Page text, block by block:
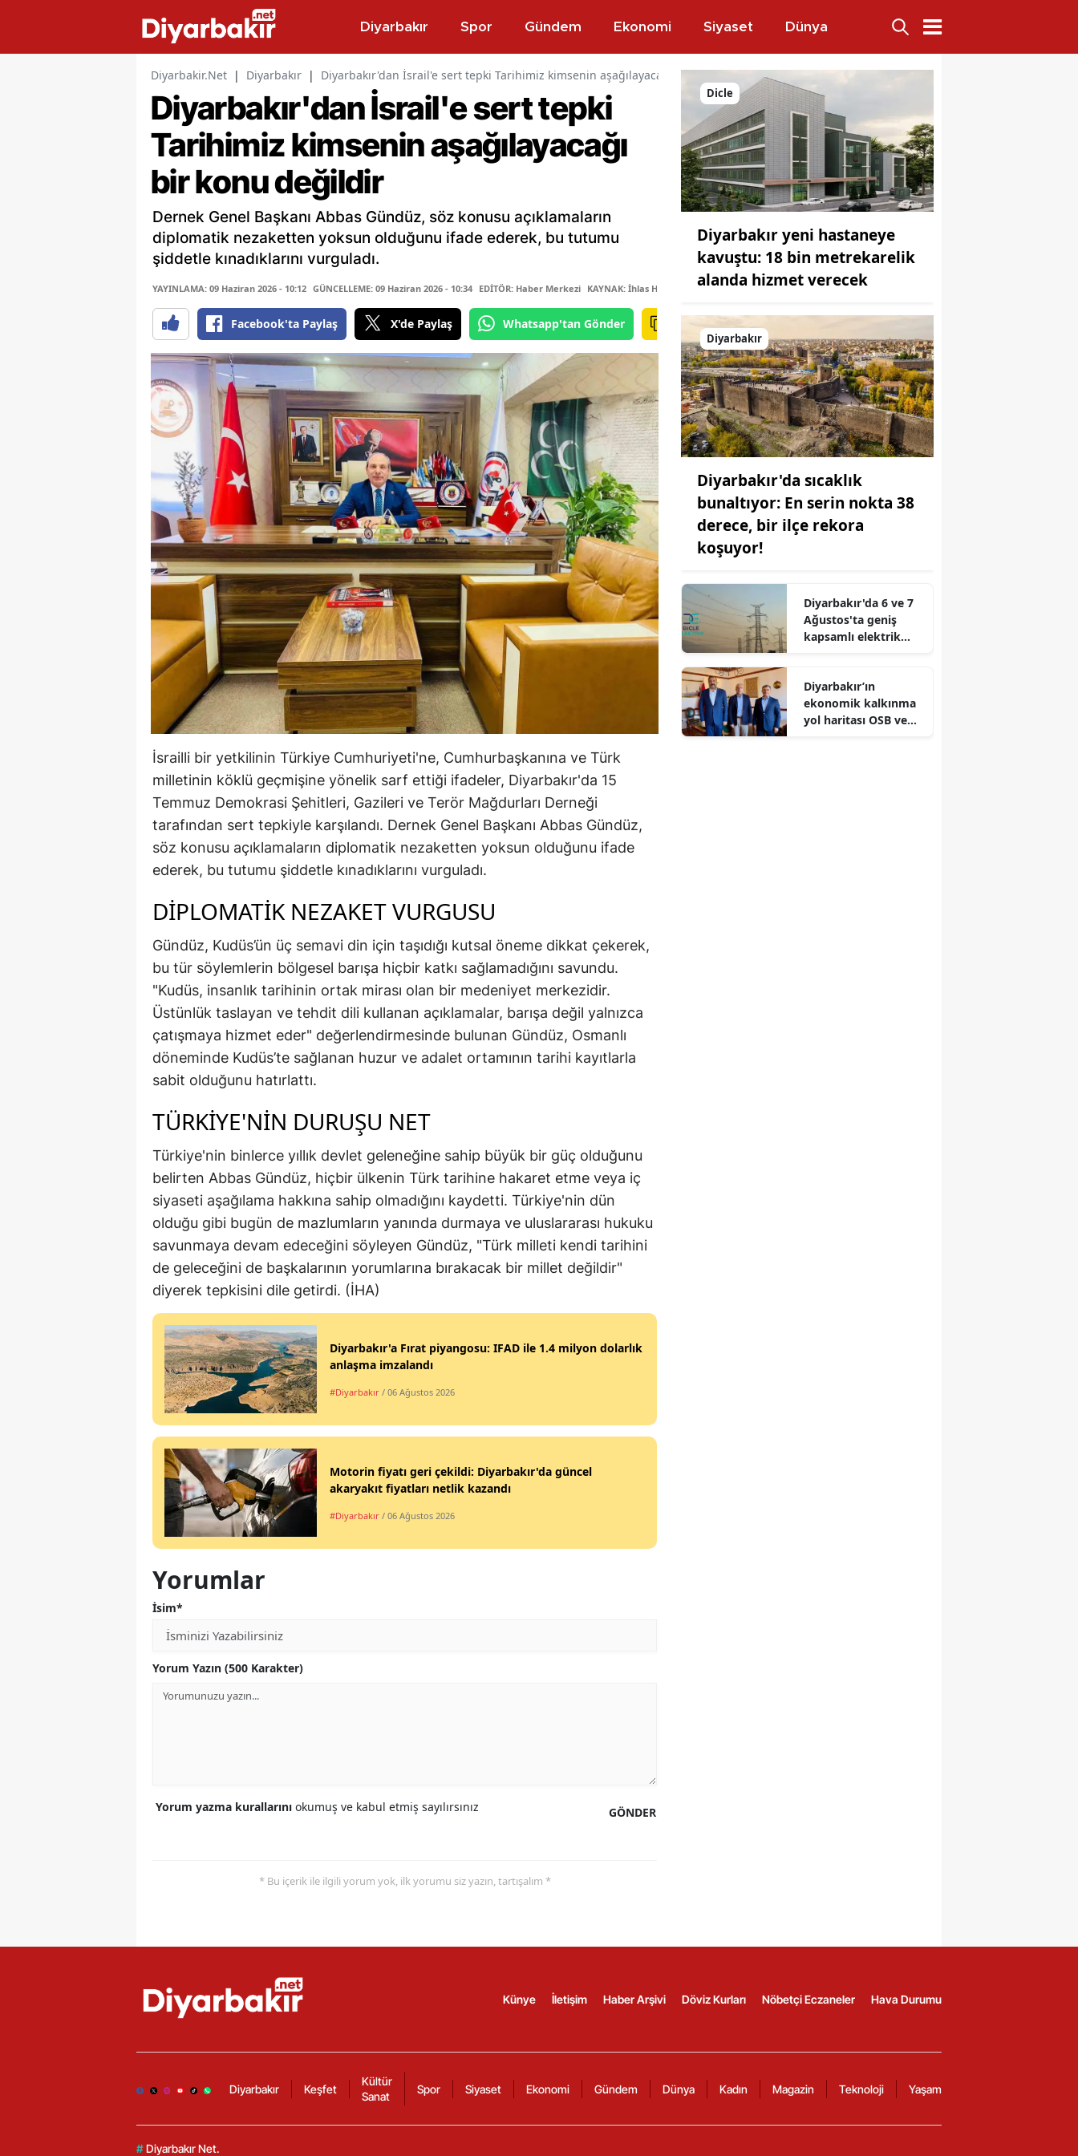
Diyarbakır Spor Gündem Ekonomi Siyaset Dünya
Diyarbakir.Net | Diyarbakır | Diyarbakır'dan İsrail'e sert tepki Tarihimiz kimsenin aşağılayacağı bir konu değildir
Diyarbakır'dan İsrail'e sert tepki
Tarihimiz kimsenin aşağılayacağı
bir konu değildir
Dernek Genel Başkanı Abbas Gündüz, söz konusu açıklamaların
diplomatik nezaketten yoksun olduğunu ifade ederek, bu tutumu
şiddetle kınadıklarını vurguladı.
YAYINLAMA: 09 Haziran 2026 - 10:12 GÜNCELLEME: 09 Haziran 2026 - 10:34 EDİTÖR: Haber Merkezi KAYNAK: İhlas Haber Ajansı
Facebook'ta Paylaş X'de Paylaş Whatsapp'tan Gönder
İsrailli bir yetkilinin Türkiye Cumhuriyeti'ne, Cumhurbaşkanına ve Türk
milletinin köklü geçmişine yönelik sarf ettiği ifadeler, Diyarbakır'da 15
Temmuz Demokrasi Şehitleri, Gazileri ve Terör Mağdurları Derneği
tarafından sert tepkiyle karşılandı. Dernek Genel Başkanı Abbas Gündüz,
söz konusu açıklamaların diplomatik nezaketten yoksun olduğunu ifade
ederek, bu tutumu şiddetle kınadıklarını vurguladı.
DİPLOMATİK NEZAKET VURGUSU
Gündüz, Kudüs’ün üç semavi din için taşıdığı kutsal öneme dikkat çekerek,
bu tür söylemlerin bölgesel barışa hiçbir katkı sağlamadığını savundu.
"Kudüs, insanlık tarihinin ortak mirası olan bir medeniyet merkezidir.
Üstünlük taslayan ve tehdit dili kullanan açıklamalar, barışa değil yalnızca
çatışmaya hizmet eder" değerlendirmesinde bulunan Gündüz, Osmanlı
döneminde Kudüs’te sağlanan huzur ve adalet ortamının tarihi kayıtlarla
sabit olduğunu hatırlattı.
TÜRKİYE'NİN DURUŞU NET
Türkiye'nin binlerce yıllık devlet geleneğine sahip büyük bir güç olduğunu
belirten Abbas Gündüz, hiçbir ülkenin Türk tarihine hakaret etme veya iç
siyaseti aşağılama hakkına sahip olmadığını kaydetti. Türkiye'nin dün
olduğu gibi bugün de mazlumların yanında durmaya ve uluslararası hukuku
savunmaya devam edeceğini söyleyen Gündüz, "Türk milleti kendi tarihini
de geleceğini de başkalarının yorumlarına bırakacak bir millet değildir"
diyerek tepkisini dile getirdi. (İHA)
Diyarbakır'a Fırat piyangosu: IFAD ile 1.4 milyon dolarlık
anlaşma imzalandı
#Diyarbakır / 06 Ağustos 2026
Motorin fiyatı geri çekildi: Diyarbakır'da güncel
akaryakıt fiyatları netlik kazandı
#Diyarbakır / 06 Ağustos 2026
Yorumlar
İsim*
Yorum Yazın (500 Karakter)
GÖNDER
Yorum yazma kurallarını okumuş ve kabul etmiş sayılırsınız
* Bu içerik ile ilgili yorum yok, ilk yorumu siz yazın, tartışalım *
Dicle
Diyarbakır yeni hastaneye
kavuştu: 18 bin metrekarelik
alanda hizmet verecek
Diyarbakır
Diyarbakır'da sıcaklık
bunaltıyor: En serin nokta 38
derece, bir ilçe rekora
koşuyor!
Diyarbakır'da 6 ve 7
Ağustos'ta geniş
kapsamlı elektrik
Diyarbakır’ın
ekonomik kalkınma
yol haritası OSB ve
Künye İletişim Haber Arşivi Döviz Kurları Nöbetçi Eczaneler Hava Durumu
Diyarbakır Keşfet
Kültür
Sanat
Spor Siyaset Ekonomi Gündem Dünya Kadın Magazin Teknoloji Yaşam
# Diyarbakır Net.